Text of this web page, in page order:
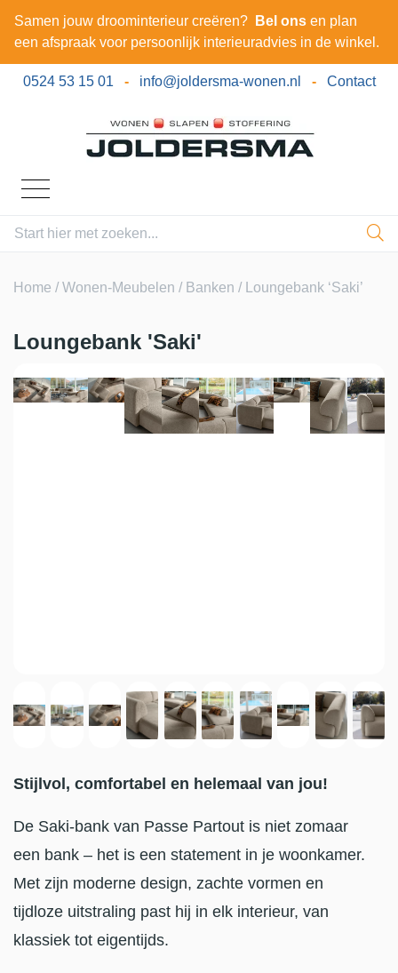
Samen jouw droominterieur creëren? Bel ons en plan
een afspraak voor persoonlijk interieuradvies in de winkel.
0524 53 15 01 - info@joldersma-wonen.nl - Contact
Home /Wonen-Meubelen / Banken / Loungebank ‘Saki’
Loungebank 'Saki'
Stijlvol, comfortabel en helemaal van jou!
De Saki-bank van Passe Partout is niet zomaar
een bank – het is een statement in je woonkamer.
Met zijn moderne design, zachte vormen en
tijdloze uitstraling past hij in elk interieur, van
klassiek tot eigentijds.